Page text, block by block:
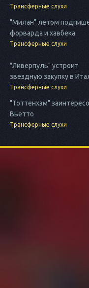
Трансферные слухи
"Милан" летом
форварда и хавбека
Трансферные слухи
"Ливерпуль" устроит
звездную закупку в
Трансферные слухи
"Тоттенхэм"
Вьетто
Трансферные слухи